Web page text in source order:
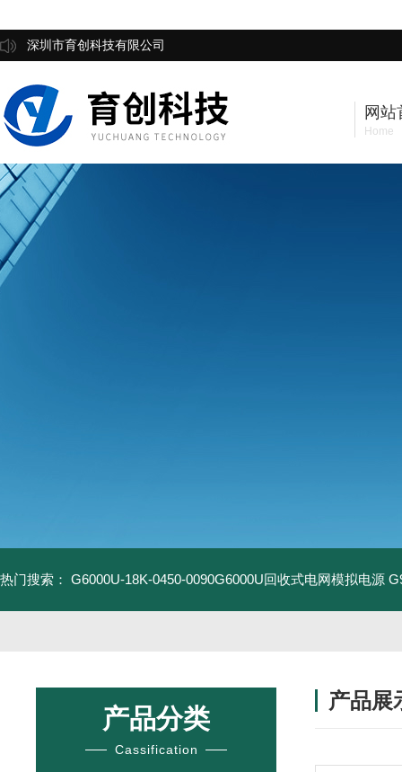
深圳市育创科技有限公司
网站
Home
热门搜索： G6000U-18K-0450-0090G6000U回收式电网模拟电源
产品分类
Cassification
产品展